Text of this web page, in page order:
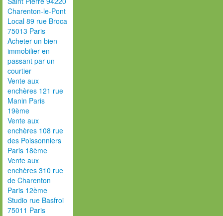
Charenton-le-Pont
Local 89 rue Broca
75013 Paris
Acheter un bien
immobilier en
passant par un
courtier
Vente aux
enchères 121 rue
Manin Paris
19ème
Vente aux
enchères 108 rue
des Poissonniers
Paris 18ème
Vente aux
enchères 310 rue
de Charenton
Paris 12ème
Studio rue Basfroi
75011 Paris